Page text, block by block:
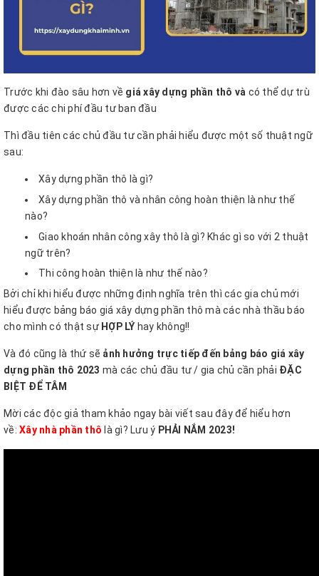
Trước khi đào sâu hơn về giá xây dựng phần thô và có thể dự trù
được các chi phí đầu tư ban đầu
Thì đầu tiên các chủ đầu tư cần phải hiểu được một số thuật ngữ
sau:
Xây dựng phần thô là gì?
Xây dựng phần thô và nhân công hoàn thiện là như thế
nào?
Giao khoán nhân công xây thô là gì? Khác gì so với 2 thuật
ngữ trên?
Thi công hoàn thiện là như thế nào?
Bởi chỉ khi hiểu được những định nghĩa trên thì các gia chủ mới
hiểu được bảng báo giá xây dựng phần thô mà các nhà thầu báo
cho mình có thật sự HỢP LÝ hay không!!
Và đó cũng là thứ sẽ ảnh hưởng trực tiếp đến bảng báo giá xây
dựng phần thô 2023 mà các chủ đầu tư / gia chủ cần phải ĐẶC
BIỆT ĐỂ TÂM
Mời các độc giả tham khảo ngay bài viết sau đây để hiểu hơn
về: Xây nhà phần thô là gì? Lưu ý PHẢI NẮM 2023!